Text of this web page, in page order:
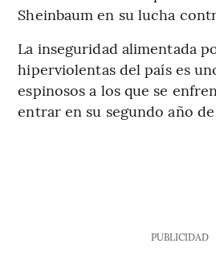
Sheinbaum en su lucha
La inseguridad alimentada
hiperviolentas del país es
espinosos a los que se
entrar en su segundo año
PUBLICIDAD